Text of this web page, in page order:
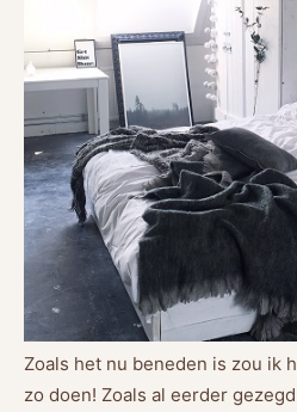
Zoals het nu beneden is zou ik
zo doen! Zoals al eerder